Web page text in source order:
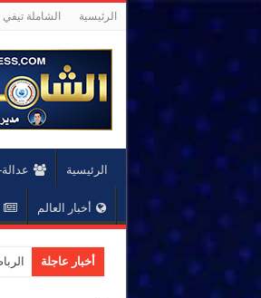
الرئيسية الشاملة تيفي
الرئيسية
أخبار العالم
أخبار عاجلة